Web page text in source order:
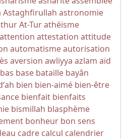
Astaghfirullah astronomie
At-Turathéisme
attention attestation attitude
automatismeautorisation
aversion awliyya azlam aïd
bas base bataille bayân
bien bien-aimé bien-être
bienfait bienfaits
bismillah blasphème
bonheur bon sens
cadre calcul calendrier